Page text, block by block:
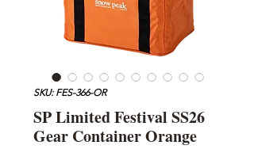
SKU: FES-366-OR
SP Limited Festival SS26
Gear Container Orange